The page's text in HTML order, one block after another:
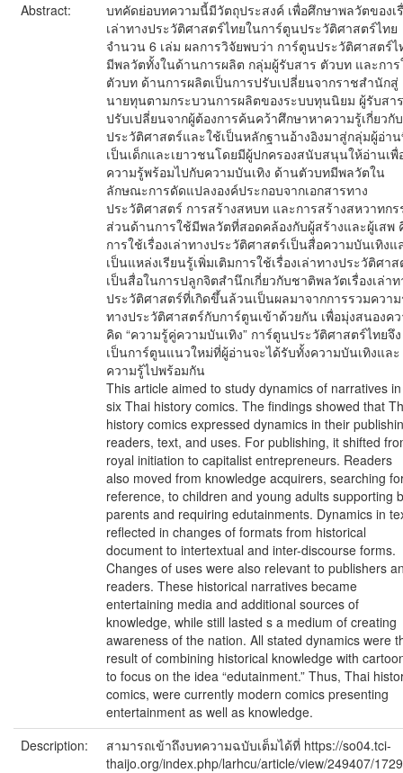
Abstract:
บทคัดย่อบทความนี้มีวัตถุประสงค์ เพื่อศึกษาพลวัตของเ
เล่าทางประวัติศาสตร์ไทยในการ์ตูนประวัติศาสตร์ไทย
จำนวน 6 เล่ม ผลการวิจัยพบว่า การ์ตูนประวัติศาสตร์ไ
มีพลวัตทั้งในด้านการผลิต กลุ่มผู้รับสาร ตัวบท และกา
ตัวบท ด้านการผลิตเป็นการปรับเปลี่ยนจากราชสำนักสู่
นายทุนตามกระบวนการผลิตของระบบทุนนิยม ผู้รับสาร
ปรับเปลี่ยนจากผู้ต้องการค้นคว้าศึกษาหาความรู้เกี่ยวกับ
ประวัติศาสตร์และใช้เป็นหลักฐานอ้างอิงมาสู่กลุ่มผู้อ่า
เป็นเด็กและเยาวชนโดยมีผู้ปกครองสนับสนุนให้อ่านเพื่
ความรู้พร้อมไปกับความบันเทิง ด้านตัวบทมีพลวัตใน
ลักษณะการดัดแปลงองค์ประกอบจากเอกสารทาง
ประวัติศาสตร์ การสร้างสหบท และการสร้างสหวาทกร
ส่วนด้านการใช้มีพลวัตที่สอดคล้องกับผู้สร้างและผู้เสพ
การใช้เรื่องเล่าทางประวัติศาสตร์เป็นสื่อความบันเทิงแ
เป็นแหล่งเรียนรู้เพิ่มเติมการใช้เรื่องเล่าทางประวัติศา
เป็นสื่อในการปลูกจิตสำนึกเกี่ยวกับชาติพลวัตเรื่องเล่าท
ประวัติศาสตร์ที่เกิดขึ้นล้วนเป็นผลมาจากการรวมควา
ทางประวัติศาสตร์กับการ์ตูนเข้าด้วยกัน เพื่อมุ่งสนองค
คิด “ความรู้คู่ความบันเทิง” การ์ตูนประวัติศาสตร์ไทยจึง
เป็นการ์ตูนแนวใหม่ที่ผู้อ่านจะได้รับทั้งความบันเทิงและ
ความรู้ไปพร้อมกัน
This article aimed to study dynamics of narratives in
six Thai history comics. The findings showed that
history comics expressed dynamics in their
readers, text, and uses. For publishing, it shifted
royal initiation to capitalist entrepreneurs. Readers
also moved from knowledge acquirers, searching
reference, to children and young adults supporting
parents and requiring edutainments. Dynamics in
reflected in changes of formats from historical
document to intertextual and inter-discourse forms.
Changes of uses were also relevant to publishers
readers. These historical narratives became
entertaining media and additional sources of
knowledge, while still lasted s a medium of creating
awareness of the nation. All stated dynamics were
result of combining historical knowledge with
to focus on the idea “edutainment.” Thus, Thai
comics, were currently modern comics presenting
entertainment as well as knowledge.
Description:
สามารถเข้าถึงบทความฉบับเต็มได้ที่ https://so04.tci-
thaijo.org/index.php/larhcu/article/view/249407/